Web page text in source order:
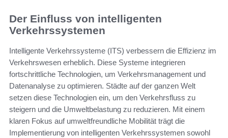
Der Einfluss von intelligenten
Verkehrssystemen
Intelligente Verkehrssysteme (ITS) verbessern die Effizienz im
Verkehrswesen erheblich. Diese Systeme integrieren
fortschrittliche Technologien, um Verkehrsmanagement und
Datenanalyse zu optimieren. Städte auf der ganzen Welt
setzen diese Technologien ein, um den Verkehrsfluss zu
steigern und die Umweltbelastung zu reduzieren. Mit einem
klaren Fokus auf umweltfreundliche Mobilität trägt die
Implementierung von intelligenten Verkehrssystemen sowohl